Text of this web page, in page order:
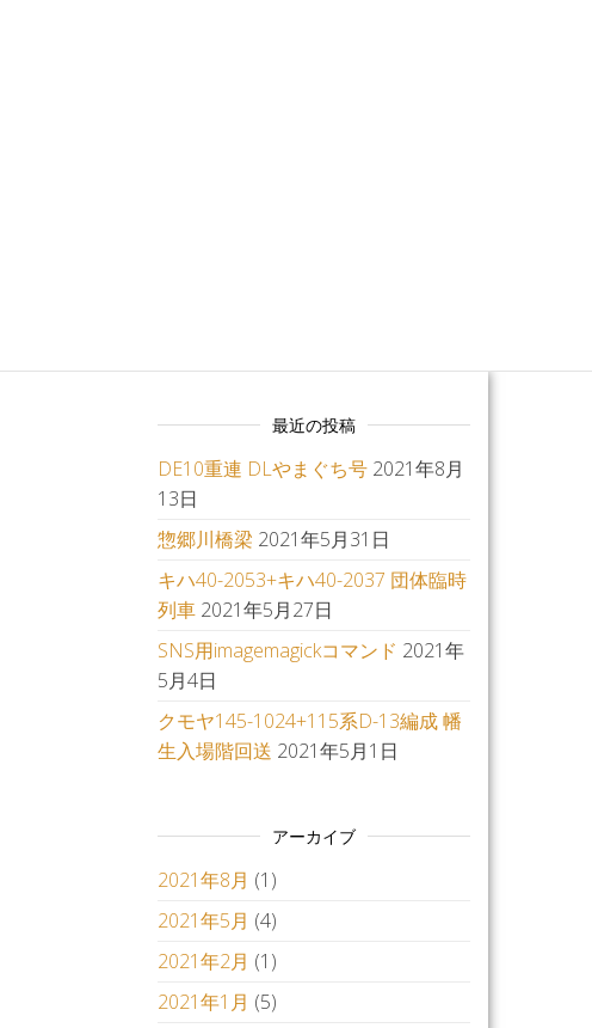
最近の投稿
DE10重連 DLやまぐち号 2021年8月
13日
惣郷川橋梁 2021年5月31日
キハ40-2053+キハ40-2037 団体臨時
列車 2021年5月27日
SNS用imagemagickコマンド 2021年
5月4日
クモヤ145-1024+115系D-13編成 幡
生入場階回送 2021年5月1日
アーカイブ
2021年8月 (1)
2021年5月 (4)
2021年2月 (1)
2021年1月 (5)